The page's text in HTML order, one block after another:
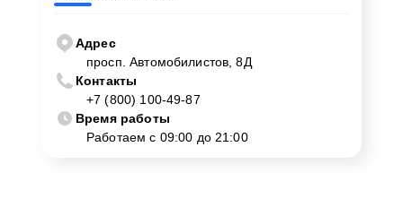
Адрес
просп. Автомобилистов, 8Д
Контакты
+7 (800) 100-49-87
Время работы
Работаем с 09:00 до 21:00